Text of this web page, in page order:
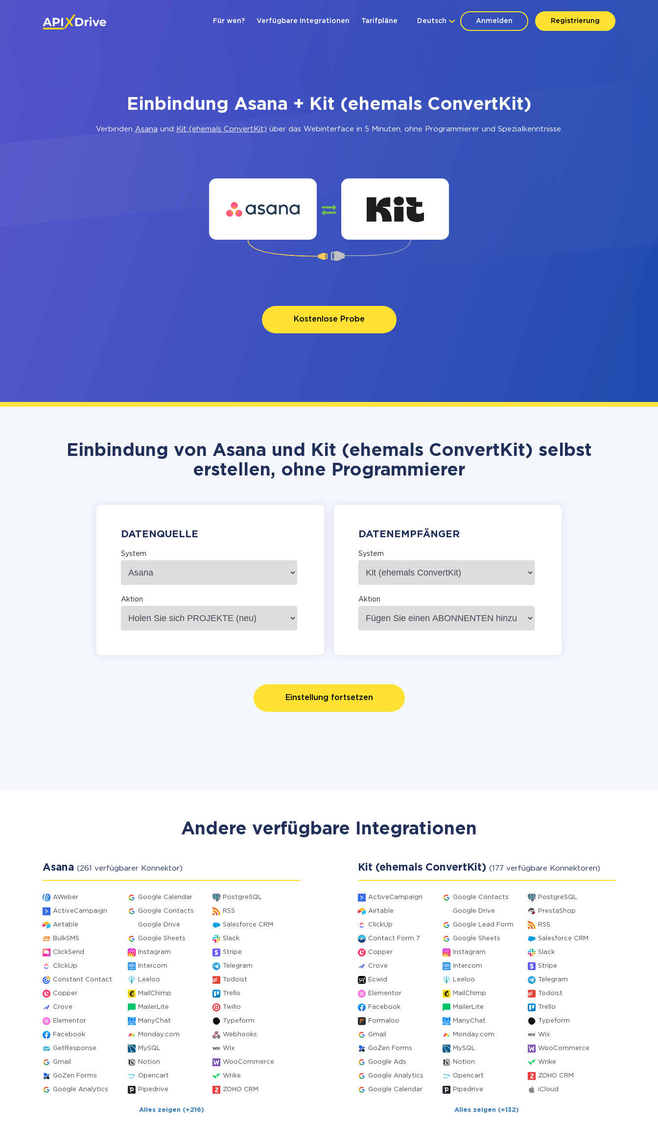
Anmelden Registrierung
Deutsch
Für wen? Verfügbare Integrationen Tarifpläne
Einbindung Asana + Kit (ehemals ConvertKit)
Verbinden Asana und Kit (ehemals ConvertKit) über das Webinterface in 5 Minuten, ohne Programmierer und Spezialkenntnisse.
Kostenlose Probe
Einbindung von Asana und Kit (ehemals ConvertKit) selbst
erstellen, ohne Programmierer
DATENQUELLE
System
Aktion
DATENEMPFÄNGER
System
Aktion
Einstellung fortsetzen
Andere verfügbare Integrationen
Asana (261 verfügbarer Konnektor)
AWeber Google Calendar PostgreSQL
ActiveCampaign Google Contacts RSS
Airtable Google Drive Salesforce CRM
BulkSMS Google Sheets Slack
ClickSend Instagram Stripe
ClickUp Intercom Telegram
Constant Contact Leeloo Todoist
Copper MailChimp Trello
Crove MailerLite Twilio
Elementor ManyChat Typeform
Facebook Monday.com Webhooks
GetResponse MySQL Wix
Gmail Notion WooCommerce
GoZen Forms Opencart Wrike
Google Analytics Pipedrive ZOHO CRM
Alles zeigen (+216)
Kit (ehemals ConvertKit) (177 verfügbare Konnektoren)
ActiveCampaign Google Contacts PostgreSQL
Airtable Google Drive PrestaShop
ClickUp Google Lead Form RSS
Contact Form 7 Google Sheets Salesforce CRM
Copper Instagram Slack
Crove Intercom Stripe
Ecwid Leeloo Telegram
Elementor MailChimp Todoist
Facebook MailerLite Trello
Formaloo ManyChat Typeform
Gmail Monday.com Wix
GoZen Forms MySQL WooCommerce
Google Ads Notion Wrike
Google Analytics Opencart ZOHO CRM
Google Calendar Pipedrive iCloud
Alles zeigen (+132)